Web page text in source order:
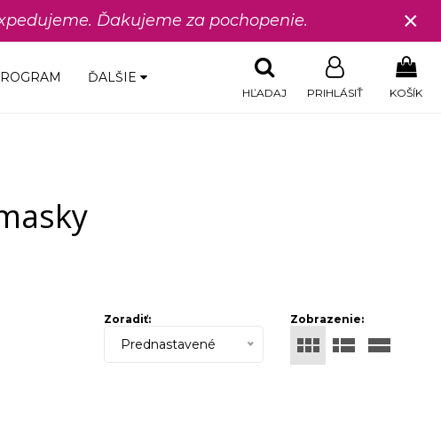
Ďakujeme za pochopenie. ×
ĎALŠIE
KOŠÍK
PRIHLÁSIŤ
HĽADAJ
Zobrazenie:
Zoradiť:
Prednastavené